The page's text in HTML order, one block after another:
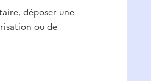
déposer une
ou de